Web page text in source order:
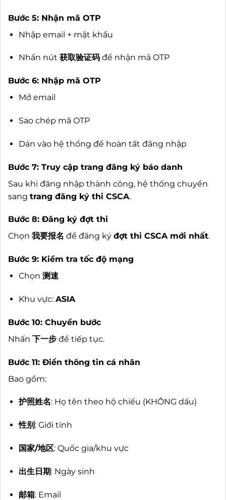
Bước 5: Nhận mã OTP
Nhập email + mật khẩu
Nhấn nút 获取验证码để nhận mã OTP
Bước 6: Nhập mã OTP
Mở email
Sao chép mã OTP
Dán vào hệ thống để hoàn tất đăng nhập
Bước 7: Truy cập trang đăng ký báo danh
Sau khi đăng nhập thành công, hệ thống chuyển
sang trang đăng ký thi CSCA.
Bước 8: Đăng ký đợt thi
Chọn 我要报名 để đăng ký đợt thi CSCA mới nhất.
Bước 9: Kiểm tra tốc độ mạng
Chọn 测速
Khu vực: ASIA
Bước 10: Chuyển bước
Nhấn 下一步 để tiếp tục.
Bước 11: Điền thông tin cá nhân
Bao gồm:
护照姓名: Họ tên theo hộ chiếu (KHÔNG dấu)
性别 : Giới tính
国家/地区: Quốc gia/khu vực
出生日期: Ngày sinh
邮箱: Email